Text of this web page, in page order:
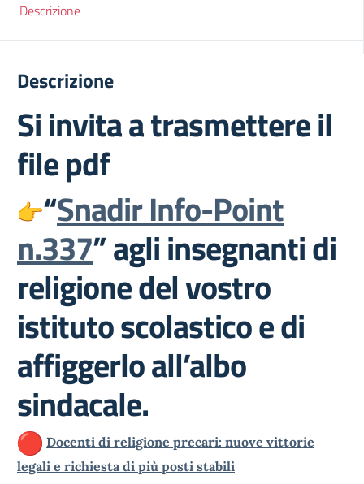
Descrizione
Descrizione
Si invita a trasmettere il
file pdf
“Snadir Info-Point
n.337” agli insegnanti di
religione del vostro
istituto scolastico e di
affiggerlo all’albo
sindacale.
Docenti di religione precari: nuove vittorie
legali e richiesta di più posti stabili